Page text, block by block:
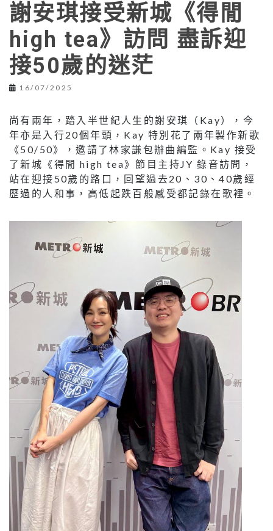
謝安琪接受新城《得閒
high tea》訪問 盡訴迎
接50歲的迷茫
16/07/2025
尚有兩年，踏入半世紀人生的謝安琪（Kay），今
年亦是入行20個年頭，Kay 特別花了兩年製作新歌
《50/50》，邀請了林家謙包辦曲編監。Kay 接受
了新城《得閒 high tea》節目主持JY 錄音訪問，
站在迎接50歲的路口，回望過去20、30、40歲經
歷過的人和事，高低起跌百般感受都記錄在歌裡。